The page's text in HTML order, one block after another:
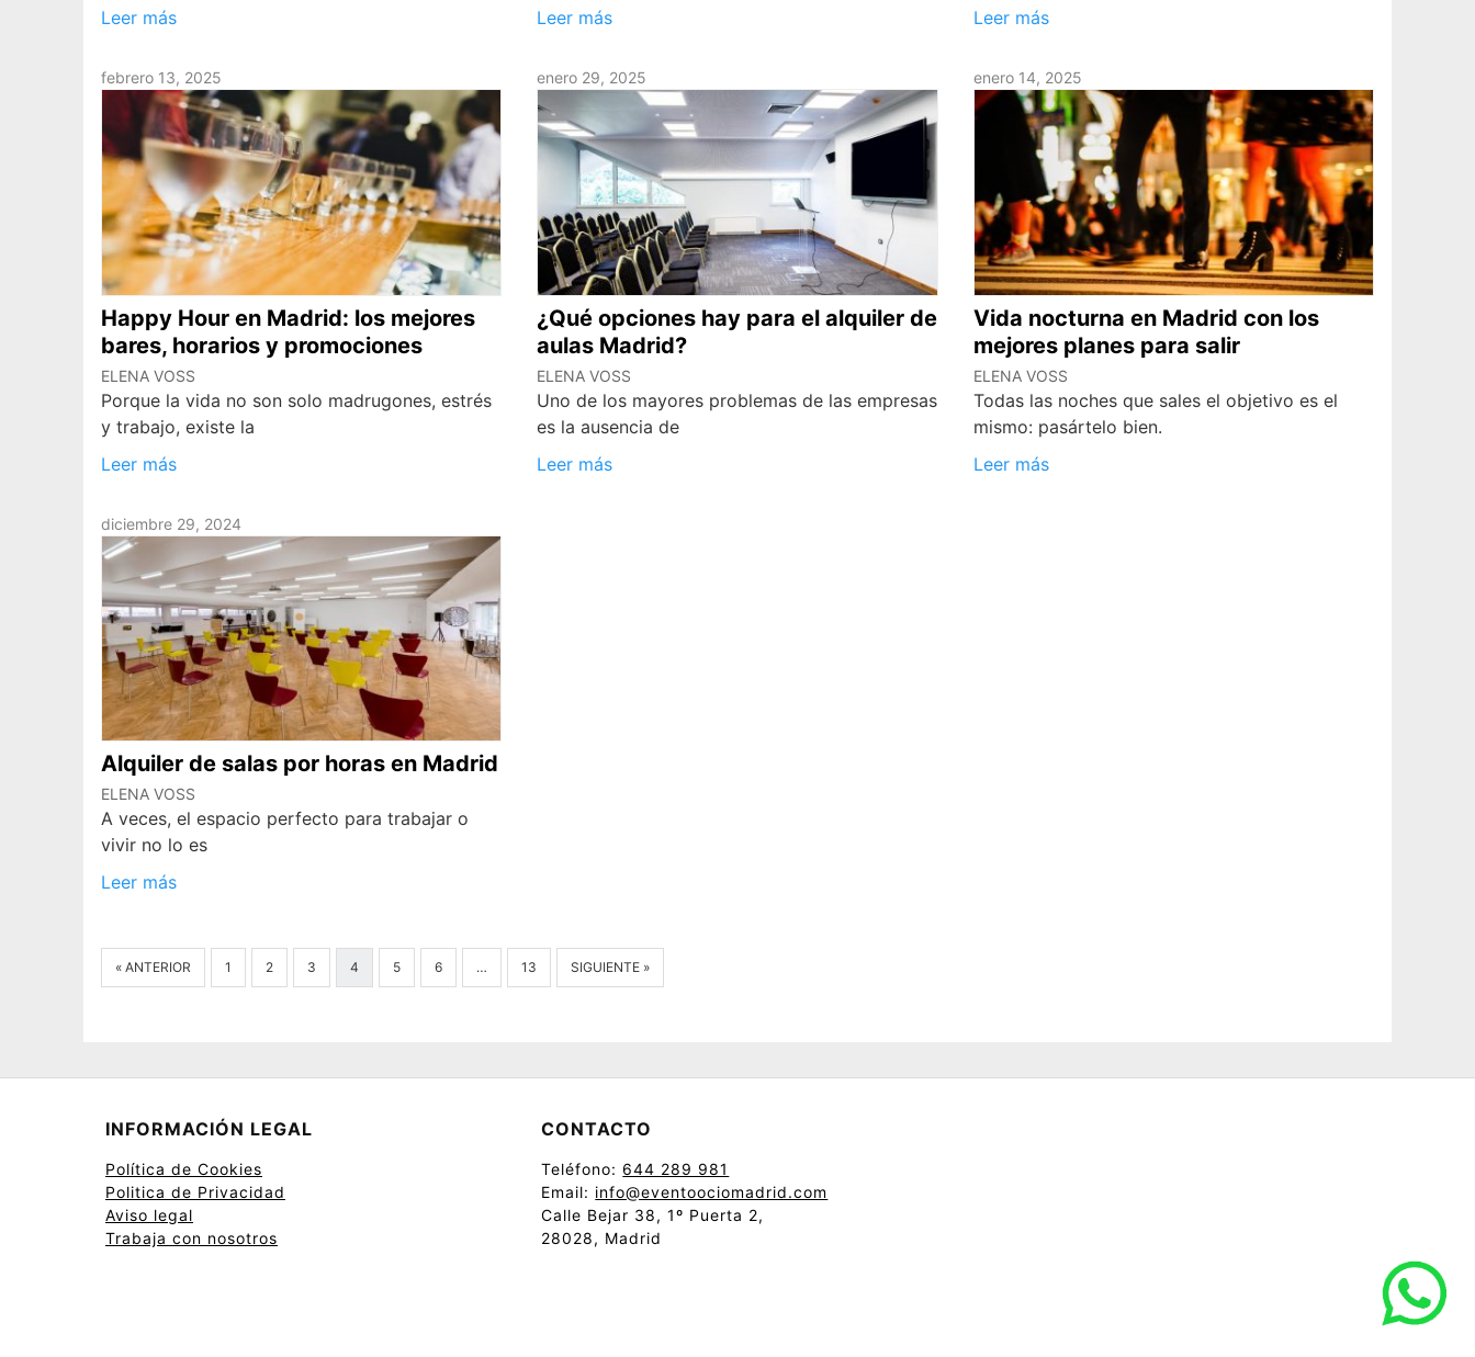
Leer más
Leer más
Leer más
febrero 13, 2025
Happy Hour en Madrid: los mejores
bares, horarios y promociones
ELENA VOSS
Porque la vida no son solo madrugones, estrés
y trabajo, existe la
Leer más
enero 29, 2025
¿Qué opciones hay para el alquiler de
aulas Madrid?
ELENA VOSS
Uno de los mayores problemas de las empresas
es la ausencia de
Leer más
enero 14, 2025
Vida nocturna en Madrid con los
mejores planes para salir
ELENA VOSS
Todas las noches que sales el objetivo es el
mismo: pasártelo bien.
Leer más
diciembre 29, 2024
Alquiler de salas por horas en Madrid
ELENA VOSS
A veces, el espacio perfecto para trabajar o
vivir no lo es
Leer más
« ANTERIOR 1 2 3 4 5 6 … 13 SIGUIENTE »
INFORMACIÓN LEGAL
Política de Cookies
Politica de Privacidad
Aviso legal
Trabaja con nosotros
CONTACTO
Teléfono: 644 289 981
Email: info@eventoociomadrid.com
Calle Bejar 38, 1º Puerta 2,
28028, Madrid